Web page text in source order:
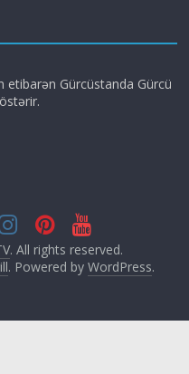
etibarən Gürcüstanda Gürcü
. All rights reserved.
. Powered by WordPress.